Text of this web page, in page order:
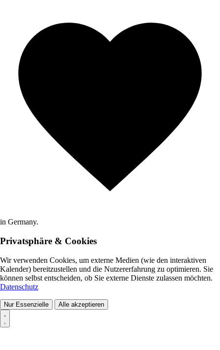
in Germany.
Privatsphäre & Cookies
Wir verwenden Cookies, um externe Medien (wie den interaktiven
Kalender) bereitzustellen und die Nutzererfahrung zu optimieren. Sie
können selbst entscheiden, ob Sie externe Dienste zulassen möchten.
Datenschutz
Nur Essenzielle Alle akzeptieren